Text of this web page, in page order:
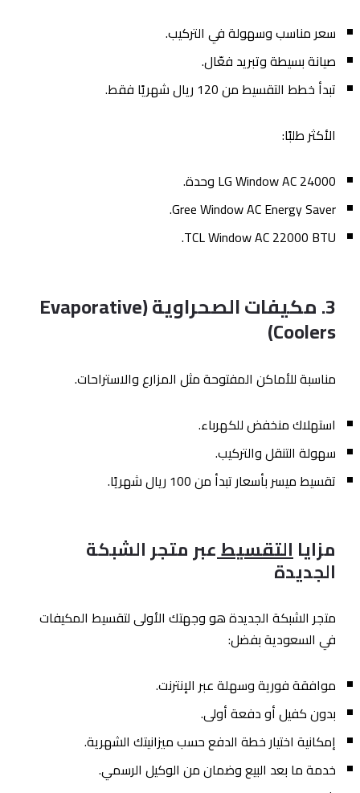
سعر مناسب وسهولة في التركيب.
صيانة بسيطة وتبريد فعّال.
تبدأ خطط التقسيط من 120 ريال شهريًا فقط.
الأكثر طلبًا:
LG Window AC 24000 وحدة.
Gree Window AC Energy Saver.
TCL Window AC 22000 BTU.
3. مكيفات الصحراوية (Evaporative
Coolers)
مناسبة للأماكن المفتوحة مثل المزارع والاستراحات.
استهلاك منخفض للكهرباء.
سهولة التنقل والتركيب.
تقسيط ميسر بأسعار تبدأ من 100 ريال شهريًا.
مزاياالتقسيطعبر متجر الشبكة
الجديدة
متجر الشبكة الجديدة هو وجهتك الأولى لتقسيط المكيفات
في السعودية بفضل:
موافقة فورية وسهلة عبر الإنترنت.
بدون كفيل أو دفعة أولى.
إمكانية اختيار خطة الدفع حسب ميزانيتك الشهرية.
خدمة ما بعد البيع وضمان من الوكيل الرسمي.